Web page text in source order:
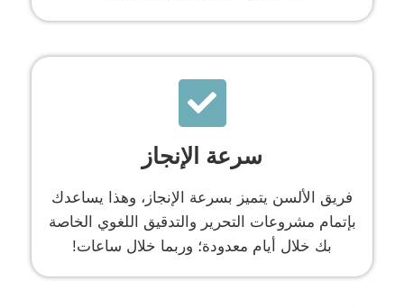
سرعة الإنجاز
فريق الألسن يتميز بسرعة الإنجاز، وهذا يساعدك
بإتمام مشروعات التحرير والتدقيق اللغوي الخاصة
بك خلال أيام معدودة؛ وربما خلال ساعات!